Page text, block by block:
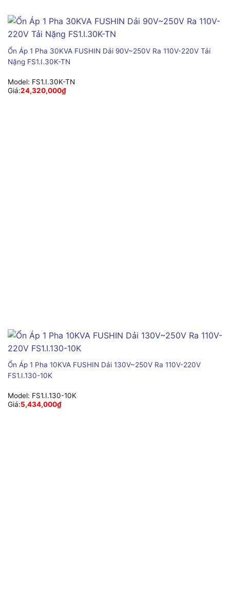
Ổn Áp 1 Pha 30KVA FUSHIN Dải 90V~250V Ra 110V-220V Tải
Nặng FS1.I.30K-TN
Model: FS1.I.30K-TN
Giá:24,320,000₫
Ổn Áp 1 Pha 10KVA FUSHIN Dải 130V~250V Ra 110V-220V
FS1.I.130-10K
Model: FS1.I.130-10K
Giá:5,434,000₫